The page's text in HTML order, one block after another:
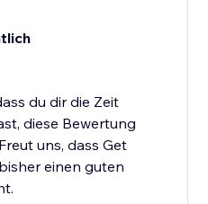
du dir die Zeit
diese Bewertung
uns, dass Get
einen guten